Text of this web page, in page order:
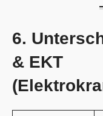
6.
& EKT